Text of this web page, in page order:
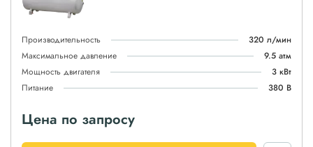
Производительность
320 л/мин
Максимальное давление
9.5 атм
Мощность двигателя
3 кВт
Питание
380 В
Цена по запросу